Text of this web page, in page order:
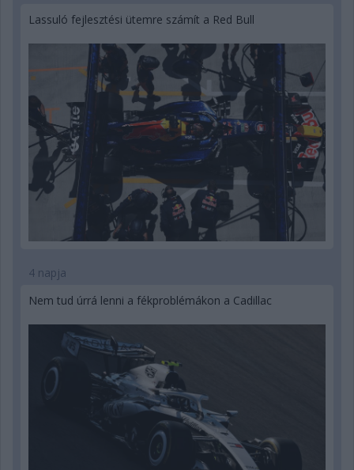
Lassuló fejlesztési ütemre számít a Red Bull
4 napja
Nem tud úrrá lenni a fékproblémákon a Cadillac